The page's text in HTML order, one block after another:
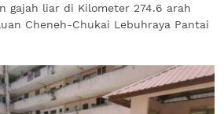
gajah liar di Kilometer 274.6 arah
Cheneh-Chukai Lebuhraya Pantai